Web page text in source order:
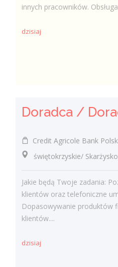
innych pracowników.
dzisiaj
Credit Agricole Bank
świętokrzyskie/
Jakie będą Twoje zadania:
klientów oraz telefoniczne
Dopasowywanie produktów
klientów....
dzisiaj